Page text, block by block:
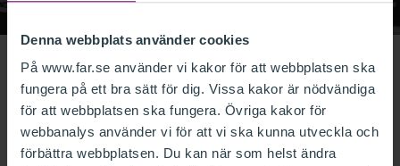
Denna webbplats använder cookies
På www.far.se använder vi kakor för att webbplatsen ska
fungera på ett bra sätt för dig. Vissa kakor är nödvändiga
för att webbplatsen ska fungera. Övriga kakor för
webbanalys använder vi för att vi ska kunna utveckla och
förbättra webbplatsen. Du kan när som helst ändra
Tidslinje
Välj tidsperiod